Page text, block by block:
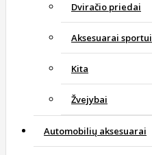
Dviračio priedai
Aksesuarai sportui
Kita
Žvejybai
Automobilių aksesuarai